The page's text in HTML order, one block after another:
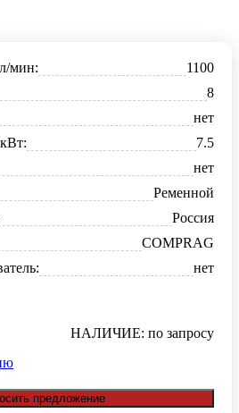
мин:
1100
8
нет
7.5
нет
Ременной
Россия
COMPRAG
нет
НАЛИЧИЕ: по запросу
предложение